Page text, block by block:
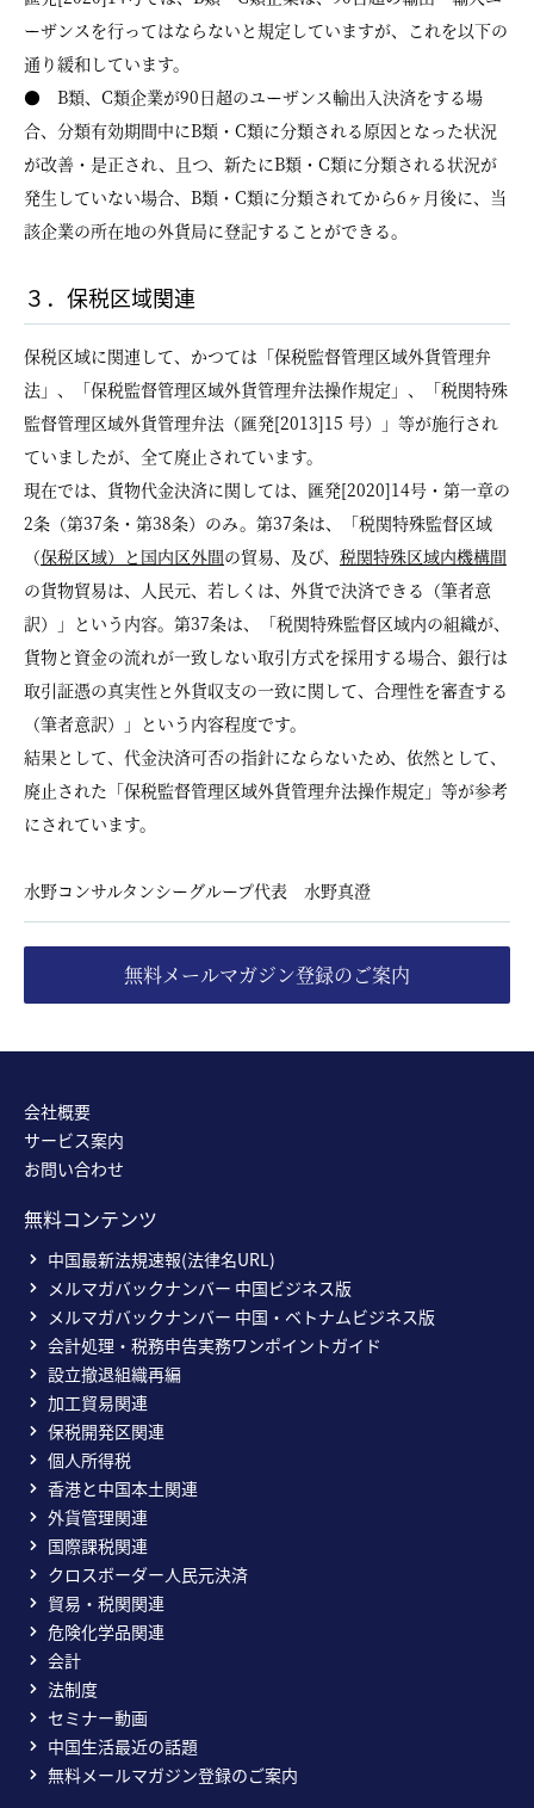
ーザンスを行ってはならないと規定していますが、これを以下の
通り緩和しています。
● B類、C類企業が90日超のユーザンス輸出入決済をする場
合、分類有効期間中にB類・C類に分類される原因となった状況
が改善・是正され、且つ、新たにB類・C類に分類される状況が
発生していない場合、B類・C類に分類されてから6ヶ月後に、当
該企業の所在地の外貨局に登記することができる。
３．保税区域関連
保税区域に関連して、かつては「保税監督管理区域外貨管理弁
法」、「保税監督管理区域外貨管理弁法操作規定」、「税関特殊
監督管理区域外貨管理弁法（匯発[2013]15 号）」等が施行され
ていましたが、全て廃止されています。
現在では、貨物代金決済に関しては、匯発[2020]14号・第一章の
2条（第37条・第38条）のみ。第37条は、「税関特殊監督区域
（保税区域）と国内区外間の貿易、及び、 税関特殊区域内機構間
の貨物貿易は、人民元、若しくは、外貨で決済できる（筆者意
訳）」という内容。第37条は、「税関特殊監督区域内の組織が、
貨物と資金の流れが一致しない取引方式を採用する場合、銀行は
取引証憑の真実性と外貨収支の一致に関して、合理性を審査する
（筆者意訳）」という内容程度です。
結果として、代金決済可否の指針にならないため、依然として、
廃止された「保税監督管理区域外貨管理弁法操作規定」等が参考
にされています。
水野コンサルタンシーグループ代表 水野真澄
無料メールマガジン登録のご案内
会社概要
サービス案内
お問い合わせ
無料コンテンツ
中国最新法規速報(法律名URL)
メルマガバックナンバー 中国ビジネス版
メルマガバックナンバー 中国・ベトナムビジネス版
会計処理・税務申告実務ワンポイントガイド
設立撤退組織再編
加工貿易関連
保税開発区関連
個人所得税
香港と中国本土関連
外貨管理関連
国際課税関連
クロスボーダー人民元決済
貿易・税関関連
危険化学品関連
会計
法制度
セミナー動画
中国生活最近の話題
無料メールマガジン登録のご案内